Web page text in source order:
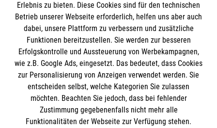
Informationen
Impressum
Datenschutz
Kontakt
Barrierefreiheit
Die Malteser
Malteser in Deutschland
Malteserorden
Spendenkonto
Erlebnis zu bieten. Diese Cookies sind für den technischen
Betrieb unserer Webseite erforderlich, helfen uns aber auch
dabei, unsere Plattform zu verbessern und zusätzliche
Funktionen bereitzustellen. Sie werden zur besseren
Erfolgskontrolle und Aussteuerung von Werbekampagnen,
wie z.B. Google Ads, eingesetzt. Das bedeutet, dass Cookies
zur Personalisierung von Anzeigen verwendet werden. Sie
entscheiden selbst, welche Kategorien Sie zulassen
möchten. Beachten Sie jedoch, dass bei fehlender
Zustimmung gegebenenfalls nicht mehr alle
Funktionalitäten der Webseite zur Verfügung stehen.